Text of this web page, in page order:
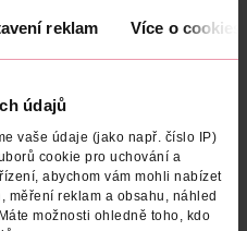
reklam Více o cookies
údajů
vaše údaje (jako např. číslo IP)
cookie pro uchování a
abychom vám mohli nabízet
měření reklam a obsahu, náhled
možnosti ohledně toho, kdo
Černý česnek, doplněk stravy
Terezia 60 ks